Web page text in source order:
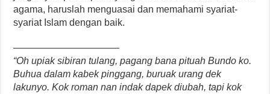
agama, haruslah menguasai dan memahami syariat-
syariat Islam dengan baik.
———————————
“Oh upiak sibiran tulang, pagang bana pituah Bundo ko.
Buhua dalam kabek pinggang, buruak urang dek
lakunyo. Kok roman nan indak dapek diubah, tapi kok